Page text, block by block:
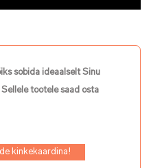
sobida ideaalselt Sinu
tootele saad osta
kinkekaardina!